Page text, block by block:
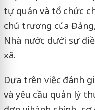
tự quản và tổ chức
chủ trương của
Nhà nước dưới sự
xã.
Dựa trên việc đánh
và yêu cầu quản lý